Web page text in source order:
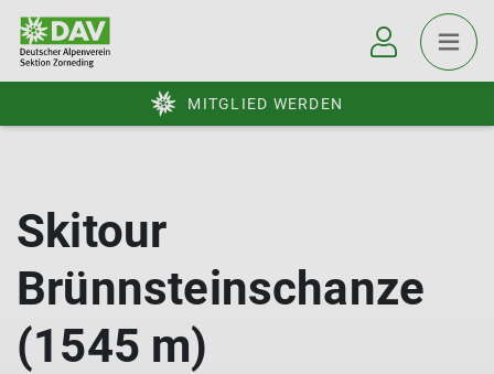
MITGLIED WERDEN
Skitour
Brünnsteinschanze
(1545 m)